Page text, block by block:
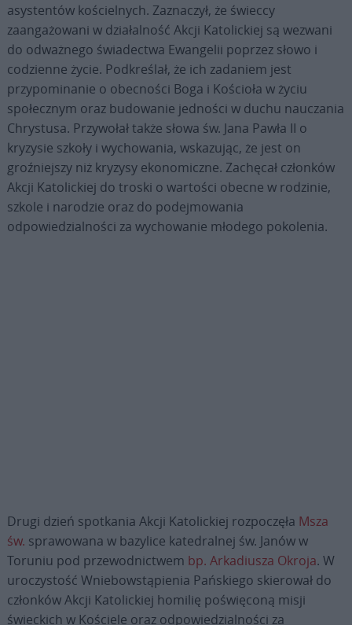
asystentów kościelnych. Zaznaczył, że świeccy
zaangażowani w działalność Akcji Katolickiej są wezwani
do odważnego świadectwa Ewangelii poprzez słowo i
codzienne życie. Podkreślał, że ich zadaniem jest
przypominanie o obecności Boga i Kościoła w życiu
społecznym oraz budowanie jedności w duchu nauczania
Chrystusa. Przywołał także słowa św. Jana Pawła II o
kryzysie szkoły i wychowania, wskazując, że jest on
groźniejszy niż kryzysy ekonomiczne. Zachęcał członków
Akcji Katolickiej do troski o wartości obecne w rodzinie,
szkole i narodzie oraz do podejmowania
odpowiedzialności za wychowanie młodego pokolenia.
Drugi dzień spotkania Akcji Katolickiej rozpoczęła Msza
św. sprawowana w bazylice katedralnej św. Janów w
Toruniu pod przewodnictwem bp. Arkadiusza Okroja. W
uroczystość Wniebowstąpienia Pańskiego skierował do
członków Akcji Katolickiej homilię poświęconą misji
świeckich w Kościele oraz odpowiedzialności za